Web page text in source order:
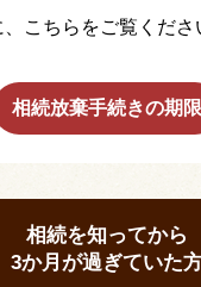
こちらをご覧くださ
相続放棄手続きの期限
相続を知ってから
3か月が過ぎていた